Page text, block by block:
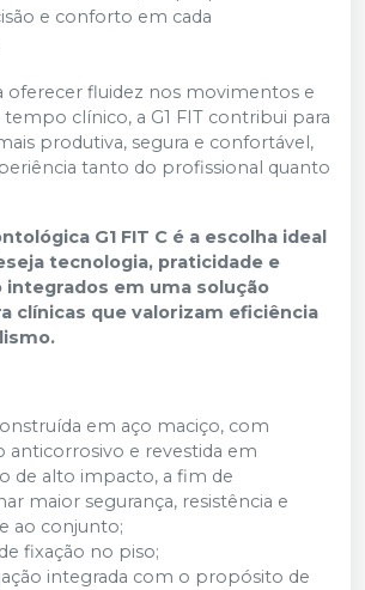
e conforto em cada
oferecer fluidez nos movimentos e
clínico, a G1 FIT contribui para
produtiva, segura e confortável,
tanto do profissional quanto
G1 FIT C é a escolha ideal
tecnologia, praticidade e
integrados em uma solução
clínicas que valorizam eficiência
em aço maciço, com
anticorrosivo e revestida em
de alto impacto, a fim de
maior segurança, resistência e
ao conjunto;
fixação no piso;
integrada com o propósito de